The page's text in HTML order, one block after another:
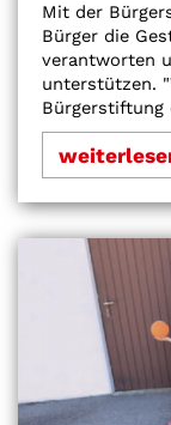
Mit der
Bürger die
verantworten
unterstützen.
Bürgerstiftung